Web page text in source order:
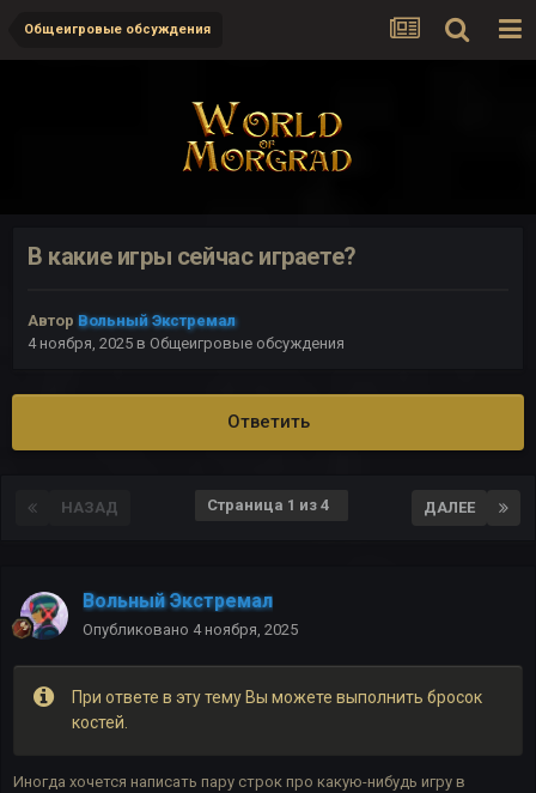
Общеигровые обсуждения
В какие игры сейчас играете?
Автор Вольный Экстремал
4 ноября, 2025 в Общеигровые обсуждения
Ответить
НАЗАД ДАЛЕЕ
Страница 1 из 4
Вольный Экстремал
Опубликовано 4 ноября, 2025
При ответе в эту тему Вы можете выполнить бросок
костей.
Иногда хочется написать пару строк про какую-нибудь игру в